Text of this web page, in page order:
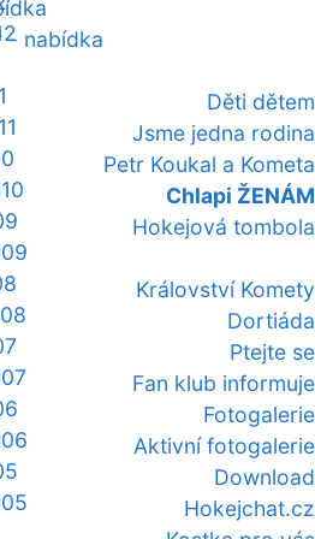
- nabídka
Děti dětem
Jsme jedna rodina
Petr Koukal a Kometa
Chlapi ŽENÁM
Hokejová tombola
Království Komety
Dortiáda
Ptejte se
Fan klub informuje
Fotogalerie
Aktivní fotogalerie
Download
Hokejchat.cz